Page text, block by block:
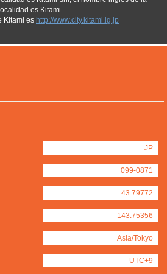
JP
099-0871
43.79772
143.75356
Asia/Tokyo
UTC+9
localidad es Kitami.
Kitami es http://www.city.kitami.lg.jp